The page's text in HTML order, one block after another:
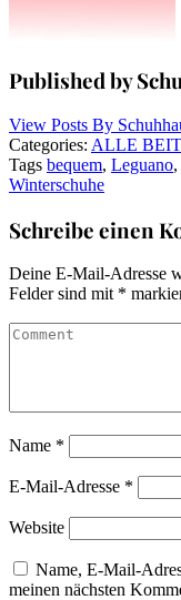
Published by
View Posts By
Categories: ALLE
Tags bequem, Leguano,
Winterschuhe
Schreibe einen
Deine E-Mail-Adresse
Felder sind mit *
Name *
E-Mail-Adresse *
Website
Name, E-Mail-
meinen nächsten